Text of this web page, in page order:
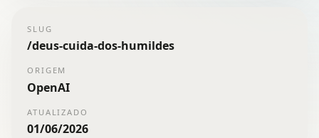
SLUG
/deus-cuida-dos-humildes
ORIGEM
OpenAI
ATUALIZADO
01/06/2026